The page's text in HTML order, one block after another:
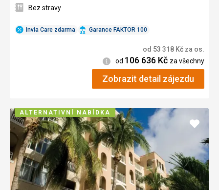
Invia Care zdarma Garance FAKTOR 100
Bez stravy
od 53 318 Kč za os.
Informace
od 106 636 Kč za všechny
Zobrazit detail zájezdu
Přidat
ALTERNATIVNÍ NABÍDKA